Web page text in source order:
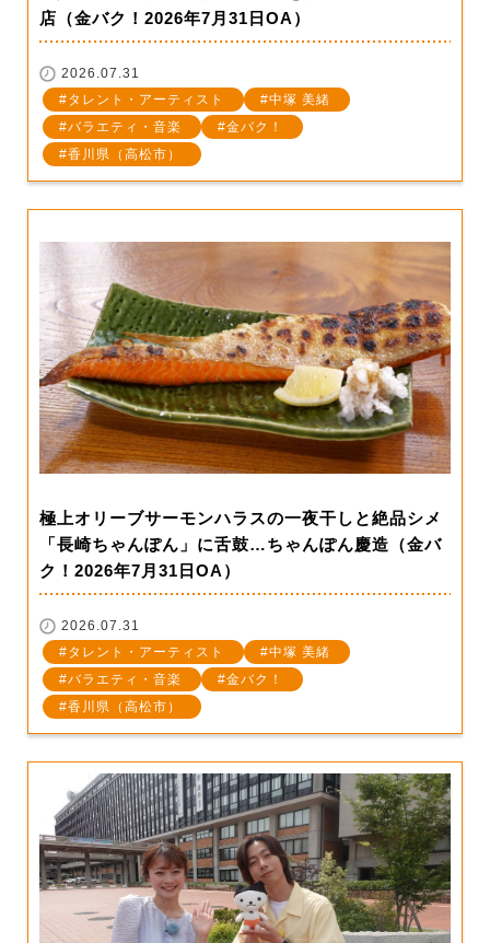
店（金バク！2026年7月31日OA）
2026.07.31
タレント・アーティスト
中塚 美緒
バラエティ・音楽
金バク！
香川県（高松市）
極上オリーブサーモンハラスの一夜干しと絶品シメ
「長崎ちゃんぽん」に舌鼓…ちゃんぽん慶造（金バ
ク！2026年7月31日OA）
2026.07.31
タレント・アーティスト
中塚 美緒
バラエティ・音楽
金バク！
香川県（高松市）